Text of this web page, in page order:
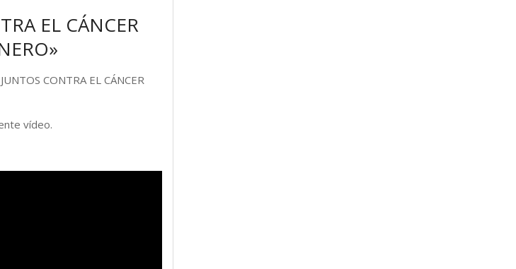
EL CÁNCER
CONTRA EL CÁNCER
vídeo.